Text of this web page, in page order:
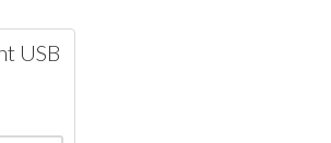
USB